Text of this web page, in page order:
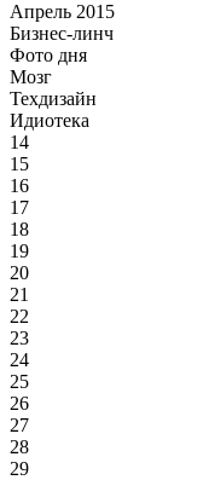
Апрель 2015
Бизнес-линч
Фото дня
Мозг
Техдизайн
Идиотека
14
15
16
17
18
19
20
21
22
23
24
25
26
27
28
29